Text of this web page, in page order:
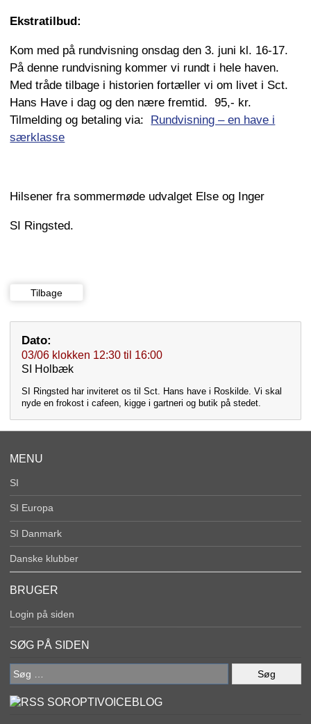
Ekstratilbud:
Kom med på rundvisning onsdag den 3. juni kl. 16-17.
På denne rundvisning kommer vi rundt i hele haven.
Med tråde tilbage i historien fortæller vi om livet i Sct.
Hans Have i dag og den nære fremtid. 95,- kr.
Tilmelding og betaling via: Rundvisning – en have i
særklasse
Hilsener fra sommermøde udvalget Else og Inger
SI Ringsted.
Tilbage
Dato:
03/06 klokken 12:30 til 16:00
SI Holbæk
SI Ringsted har inviteret os til Sct. Hans have i Roskilde. Vi skal
nyde en frokost i cafeen, kigge i gartneri og butik på stedet.
MENU
SI
SI Europa
SI Danmark
Danske klubber
BRUGER
Login på siden
SØG PÅ SIDEN
Søg
efter:
SOROPTIVOICEBLOG